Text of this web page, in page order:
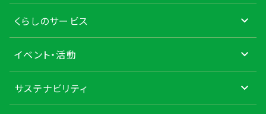
くらしのサービス
イベント・活動
サステナビリティ